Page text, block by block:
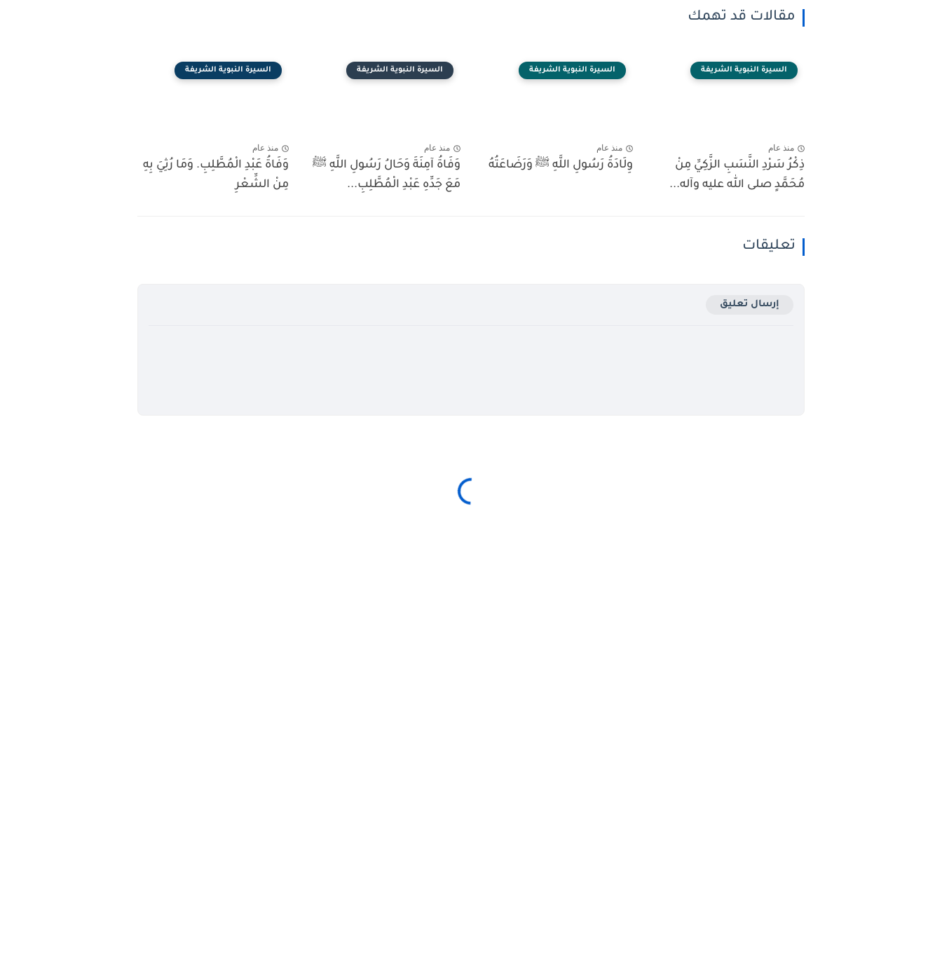
مقالات قد تهمك
السيرة النبوية الشريفة
منذ عام
ذِكْرُ سَرْدِ النَّسَبِ الزَّكِيِّ مِنْ
مُحَمَّدٍ صلى الله عليه وآله...
السيرة النبوية الشريفة
منذ عام
وِلَادَةُ رَسُولِ اللَّهِ ﷺ وَرَضَاعَتُهُ
السيرة النبوية الشريفة
منذ عام
وَفَاةُ آمِنَةَ وَحَالُ رَسُولِ اللَّهِ ﷺ
مَعَ جَدِّهِ عَبْدِ الْمُطَّلِبِ...
السيرة النبوية الشريفة
منذ عام
وَفَاةُ عَبْدِ الْمُطَّلِبِ. وَمَا رُثِيَ بِهِ
مِنْ الشِّعْرِ
تعليقات
إرسال تعليق